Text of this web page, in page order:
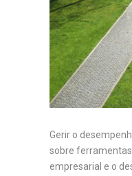
Gerir o
sobre
empresarial e o